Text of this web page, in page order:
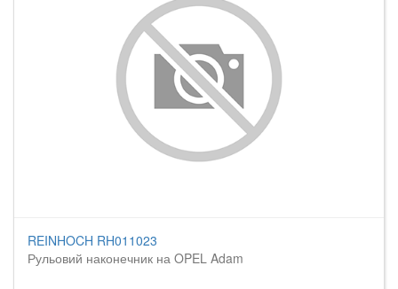
REINHOCH RH011023
Рульовий наконечник на OPEL Adam